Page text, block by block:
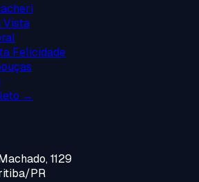
Vista
Felicidade
→
1129
PR